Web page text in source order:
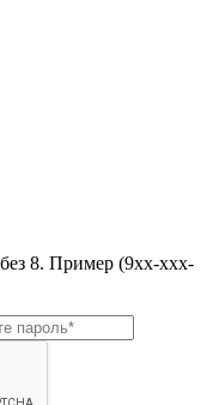
8. Пример (9хх-ххх-